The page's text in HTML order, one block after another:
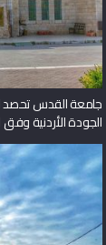
جامعة القدس تحصد
الجودة الأردنية وفق